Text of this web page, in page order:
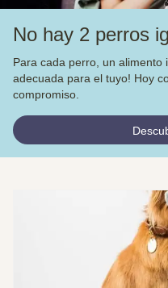
No hay 2 perros
Para cada perro, un alimento
adecuada para el tuyo! Hoy
compromiso.